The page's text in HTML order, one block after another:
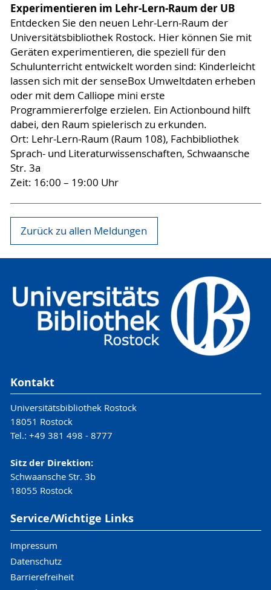
Experimentieren im Lehr-Lern-Raum der UB
Entdecken Sie den neuen Lehr-Lern-Raum der
Universitätsbibliothek Rostock. Hier können Sie mit
Geräten experimentieren, die speziell für den
Schulunterricht entwickelt worden sind: Kinderleicht
lassen sich mit der senseBox Umweltdaten erheben
oder mit dem Calliope mini erste
Programmiererfolge erzielen. Ein Actionbound hilft
dabei, den Raum spielerisch zu erkunden.
Ort: Lehr-Lern-Raum (Raum 108), Fachbibliothek
Sprach- und Literaturwissenschaften, Schwaansche
Str. 3a
Zeit: 16:00 – 19:00 Uhr
Zurück zu allen Meldungen
Kontakt
Universitätsbibliothek Rostock
18051 Rostock
Tel.: +49 381 498 - 8777
Sitz der Direktion:
Schwaansche Str. 3b
18055 Rostock
Service/Wichtige Links
Impressum
Datenschutz
Barrierefreiheit